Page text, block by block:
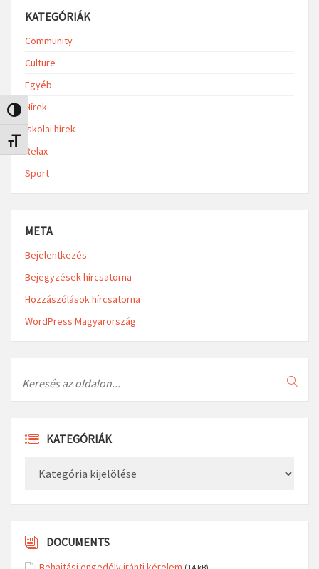
Nagy kontraszt váltása
Betűméret váltása
KATEGÓRIÁK
Community
Culture
Egyéb
Hírek
Iskolai hírek
Relax
Sport
META
Bejelentkezés
Bejegyzések hírcsatorna
Hozzászólások hírcsatorna
WordPress Magyarország
KATEGÓRIÁK
DOCUMENTS